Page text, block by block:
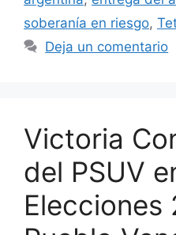
soberanía en riesgo,
Deja un comentario
Victoria
del PSUV
Elecciones